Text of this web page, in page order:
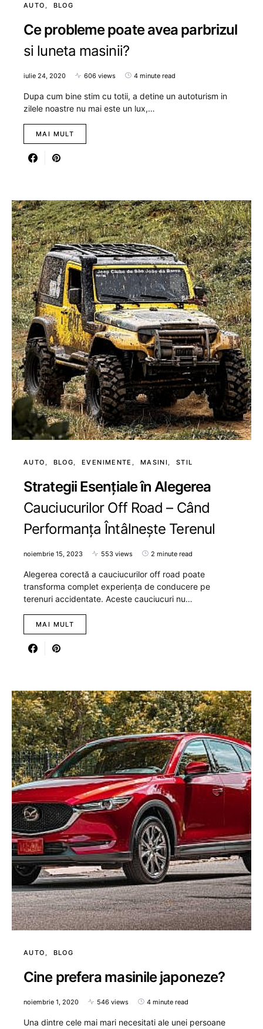
AUTO BLOG
Ce probleme poate avea parbrizul
si luneta masinii?
iulie 24, 2020 606 views 4 minute read
Dupa cum bine stim cu totii, a detine un autoturism in
zilele noastre nu mai este un lux,…
MAI MULT
AUTO BLOG EVENIMENTE MASINI STIL
Strategii Esențiale în Alegerea
Cauciucurilor Off Road – Când
Performanța Întâlnește Terenul
noiembrie 15, 2023 553 views 2 minute read
Alegerea corectă a cauciucurilor off road poate
transforma complet experiența de conducere pe
terenuri accidentate. Aceste cauciucuri nu…
MAI MULT
AUTO BLOG
Cine prefera masinile japoneze?
noiembrie 1, 2020 546 views 4 minute read
Una dintre cele mai mari necesitati ale unei persoane